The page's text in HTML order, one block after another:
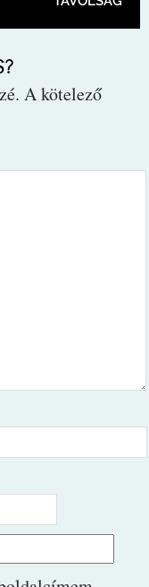
A kötelező